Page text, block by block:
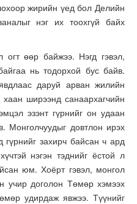
жирийн үед бол Делийн
нэг их тоохгүй байх
өөр байжээ. Нэгд гэвэл,
нь тодорхой бус байв.
даруй арван жилийн
ширээнд санаархагчийн
эзэнт гүрнийг он удаан
Монголчуудыг довтлон ирэх
гүрнийг захирч байсан ч ард
нэгэн тэднийг ёстой л
юм. Хоёрт гэвэл, монгол
учир доголон Төмөр хэмээх
удирдаж явжээ. Түүнийг